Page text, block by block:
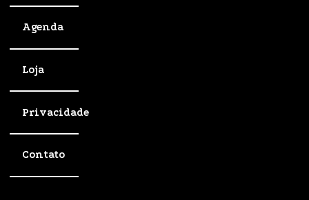
Agenda
Loja
Privacidade
Contato